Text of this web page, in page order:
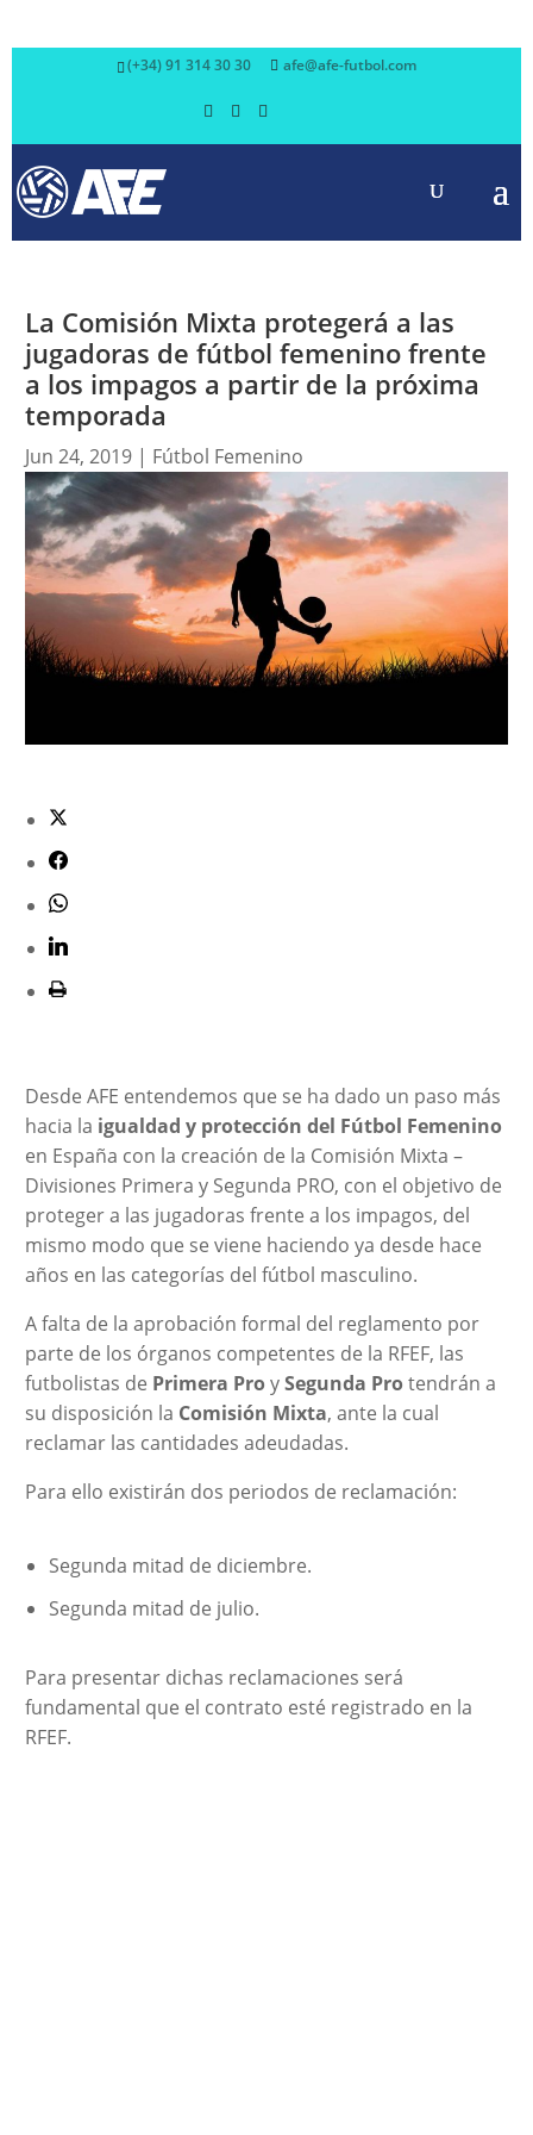
(+34) 91 314 30 30 afe@afe-futbol.com
La Comisión Mixta protegerá a las
jugadoras de fútbol femenino frente
a los impagos a partir de la próxima
temporada
Jun 24, 2019| Fútbol Femenino
Desde AFE entendemos que se ha dado un paso más
hacia la igualdad y protección del Fútbol Femenino
en España con la creación de la Comisión Mixta –
Divisiones Primera y Segunda PRO, con el objetivo de
proteger a las jugadoras frente a los impagos, del
mismo modo que se viene haciendo ya desde hace
años en las categorías del fútbol masculino.
A falta de la aprobación formal del reglamento por
parte de los órganos competentes de la RFEF, las
futbolistas de Primera ProySegunda Protendrán a
su disposición la Comisión Mixta, ante la cual
reclamar las cantidades adeudadas.
Para ello existirán dos periodos de reclamación:
Segunda mitad de diciembre.
Segunda mitad de julio.
Para presentar dichas reclamaciones será
fundamental que el contrato esté registrado en la
RFEF.